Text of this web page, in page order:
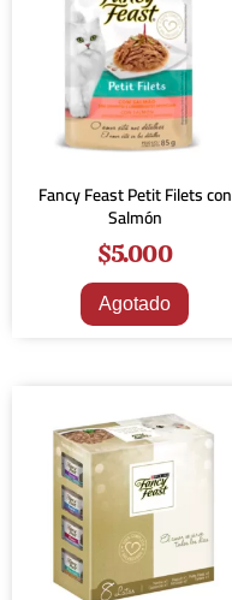
Fancy Feast Petit Filets con
Salmón
$5.000
Agotado